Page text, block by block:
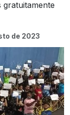
gratuitamente
de 2023